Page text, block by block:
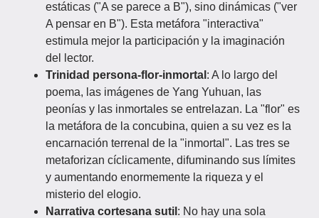
estáticas ("A se parece a B"), sino dinámicas ("ver
A pensar en B"). Esta metáfora "interactiva"
estimula mejor la participación y la imaginación
del lector.
Trinidad persona-flor-inmortal : A lo largo del
poema, las imágenes de Yang Yuhuan, las
peonías y las inmortales se entrelazan. La "flor" es
la metáfora de la concubina, quien a su vez es la
encarnación terrenal de la "inmortal". Las tres se
metaforizan cíclicamente, difuminando sus límites
y aumentando enormemente la riqueza y el
misterio del elogio.
Narrativa cortesana sutil : No hay una sola